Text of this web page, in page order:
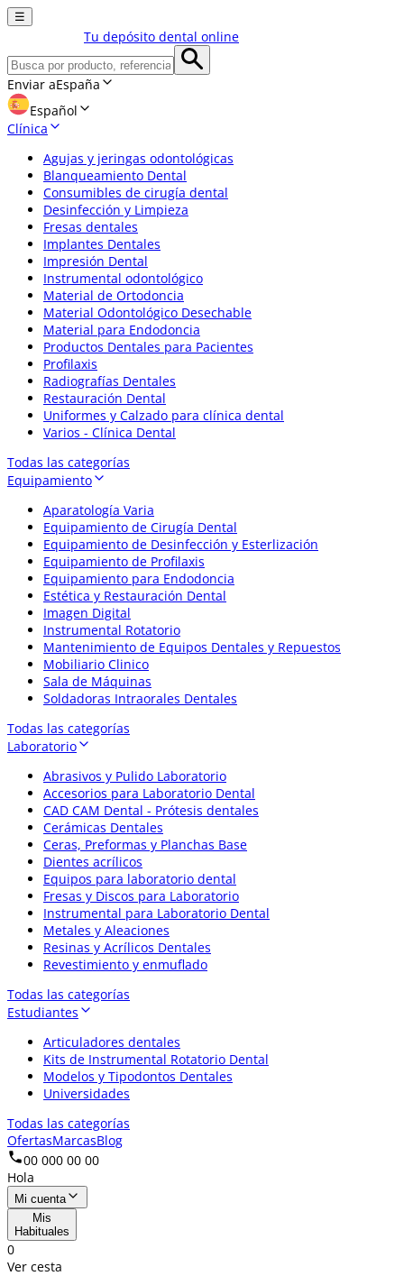
☰
Tu depósito dental online
Enviar aEspaña
Español
Clínica
Agujas y jeringas odontológicas
Blanqueamiento Dental
Consumibles de cirugía dental
Desinfección y Limpieza
Fresas dentales
Implantes Dentales
Impresión Dental
Instrumental odontológico
Material de Ortodoncia
Material Odontológico Desechable
Material para Endodoncia
Productos Dentales para Pacientes
Profilaxis
Radiografías Dentales
Restauración Dental
Uniformes y Calzado para clínica dental
Varios - Clínica Dental
Todas las categorías
Equipamiento
Aparatología Varia
Equipamiento de Cirugía Dental
Equipamiento de Desinfección y Esterlización
Equipamiento de Profilaxis
Equipamiento para Endodoncia
Estética y Restauración Dental
Imagen Digital
Instrumental Rotatorio
Mantenimiento de Equipos Dentales y Repuestos
Mobiliario Clinico
Sala de Máquinas
Soldadoras Intraorales Dentales
Todas las categorías
Laboratorio
Abrasivos y Pulido Laboratorio
Accesorios para Laboratorio Dental
CAD CAM Dental - Prótesis dentales
Cerámicas Dentales
Ceras, Preformas y Planchas Base
Dientes acrílicos
Equipos para laboratorio dental
Fresas y Discos para Laboratorio
Instrumental para Laboratorio Dental
Metales y Aleaciones
Resinas y Acrílicos Dentales
Revestimiento y enmuflado
Todas las categorías
Estudiantes
Articuladores dentales
Kits de Instrumental Rotatorio Dental
Modelos y Tipodontos Dentales
Universidades
Todas las categorías
OfertasMarcasBlog
00 000 00 00
Hola
Mi cuenta
Mis
Habituales
0
Ver cesta